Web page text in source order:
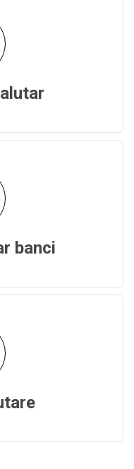
banci